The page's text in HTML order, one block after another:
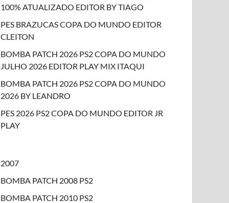
100% ATUALIZADO EDITOR BY TIAGO
PES BRAZUCAS COPA DO MUNDO EDITOR
CLEITON
BOMBA PATCH 2026 PS2 COPA DO MUNDO
JULHO 2026 EDITOR PLAY MIX ITAQUI
BOMBA PATCH 2026 PS2 COPA DO MUNDO
2026 BY LEANDRO
PES 2026 PS2 COPA DO MUNDO EDITOR JR
PLAY
2007
BOMBA PATCH 2008 PS2
BOMBA PATCH 2010 PS2